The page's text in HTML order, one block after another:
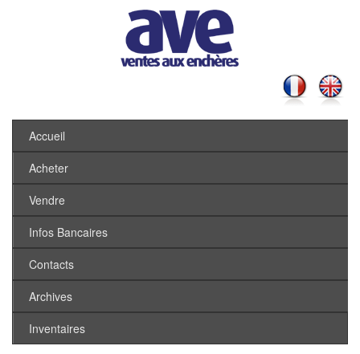
Accueil
Acheter
Vendre
Infos Bancaires
Contacts
Archives
Inventaires